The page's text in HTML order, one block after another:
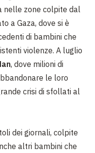
nelle zone colpite dal
a Gaza, dove si è
di bambini che
violenze. A luglio
, dove milioni di
le loro
crisi di sfollati al
dei giornali, colpite
altri bambini che